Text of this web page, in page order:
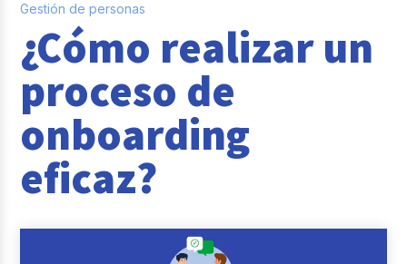
Pago de nómina
Buk
Transformación digital
Tendencias y Data
Reclutamiento y Selección
Columna del Experto
Gestión de personas
¿Cómo realizar un
proceso de
onboarding
eficaz?